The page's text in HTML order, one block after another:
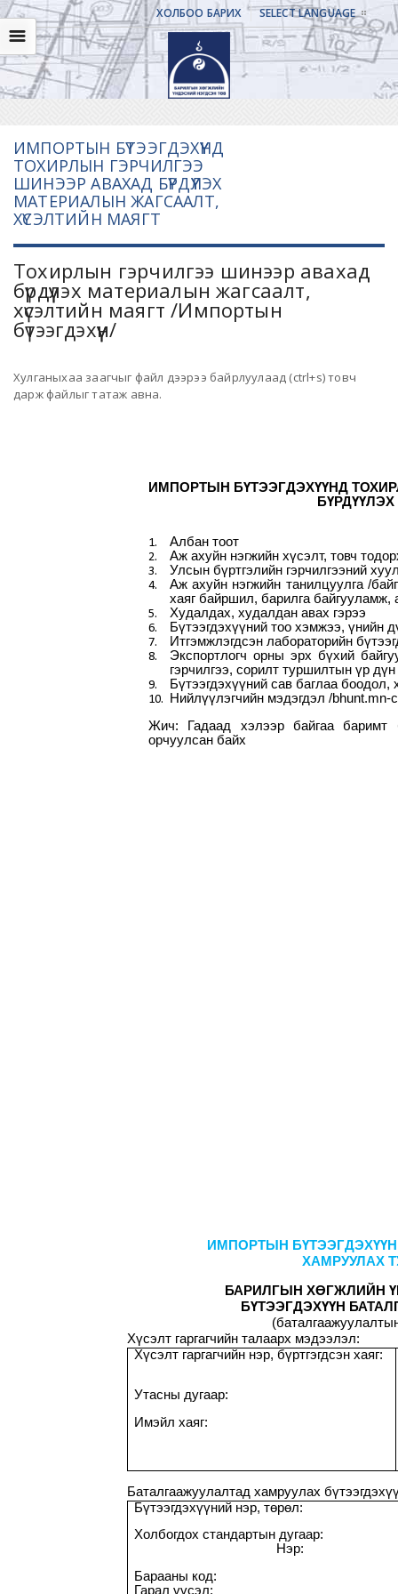
ХОЛБОО БАРИХ SELECT LANGUAGE
☰
ИМПОРТЫН БҮТЭЭГДЭХҮҮНД
ТОХИРЛЫН ГЭРЧИЛГЭЭ
ШИНЭЭР АВАХАД БҮРДҮҮЛЭХ
МАТЕРИАЛЫН ЖАГСААЛТ,
ХҮСЭЛТИЙН МАЯГТ
Тохирлын гэрчилгээ шинээр авахад
бүрдүүлэх материалын жагсаалт,
хүсэлтийн маягт /Импортын
бүтээгдэхүүн/
Хулганыхаа заагчыг файл дээрээ байрлуулаад (ctrl+s) товч
дарж файлыг татаж авна.